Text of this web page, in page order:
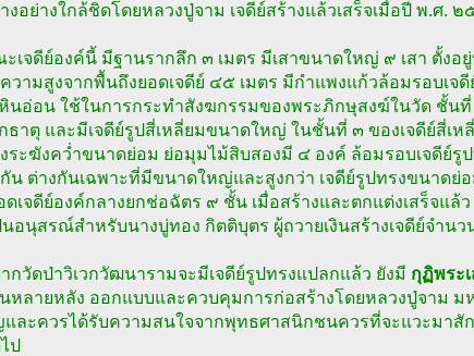
งอย่างใกล้ชิดโดยหลวงปู่จาม เจดีย์สร้างแล้วเสร็จเมื่อปี พ.ศ. ๒
เจดีย์องค์นี้ มีฐานรากลึก ๓ เมตร มีเสาขนาดใหญ่ ๙ เสา ตั้งอ
ความสูงจากพื้นถึงยอดเจดีย์ ๔๕ เมตร มีกำแพงแก้วล้อมรอบเจ
นอ่อน ใช้ในการกระทำสังฆกรรมของพระภิกษุสงฆ์ในวัด ชั้น
ธาตุ และมีเจดีย์รูปสี่เหลี่ยมขนาดใหญ่ ในชั้นที่ ๓ ของเจดีย์สี่เห
ระฆังคว่ำขนาดย่อม ย่อมุมไม้สิบสองมี ๔ องค์ ล้อมรอบเจดีย์รู
น ต่างกันเฉพาะที่มีขนาดใหญ่และสูงกว่า เจดีย์รูปทรงขนาดย่อ
ดเจดีย์องค์กลางยกช่อฉัตร ๙ ชั้น เมื่อสร้างและตกแต่งเสร็จแล้
นอนุสรณ์สำหรับนางบู่ทอง กิตติบุตร ผู้ถวายเงินสร้างเจดีย์จำนว
กวัดป่าวิเวกวัฒนารามจะมีเจดีย์รูปทรงแปลกแล้ว ยังมี กุฏิพระเ
หลายหลัง ออกแบบและควบคุมการก่อสร้างโดยหลวงปู่จาม ม
ละควรได้รับความสนใจจากพุทธศาสนิกชนควรที่จะแวะมาสั
ป